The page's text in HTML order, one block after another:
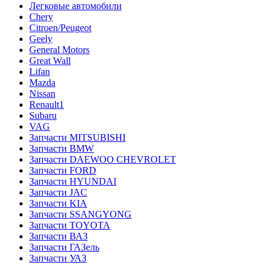
Легковые автомобили
Chery
Citroen/Peugeot
Geely
General Motors
Great Wall
Lifan
Mazda
Nissan
Renault1
Subaru
VAG
Запчасти MITSUBISHI
Запчасти BMW
Запчасти DAEWOO CHEVROLET
Запчасти FORD
Запчасти HYUNDAI
Запчасти JAC
Запчасти KIA
Запчасти SSANGYONG
Запчасти TOYOTA
Запчасти ВАЗ
Запчасти ГАЗель
Запчасти УАЗ